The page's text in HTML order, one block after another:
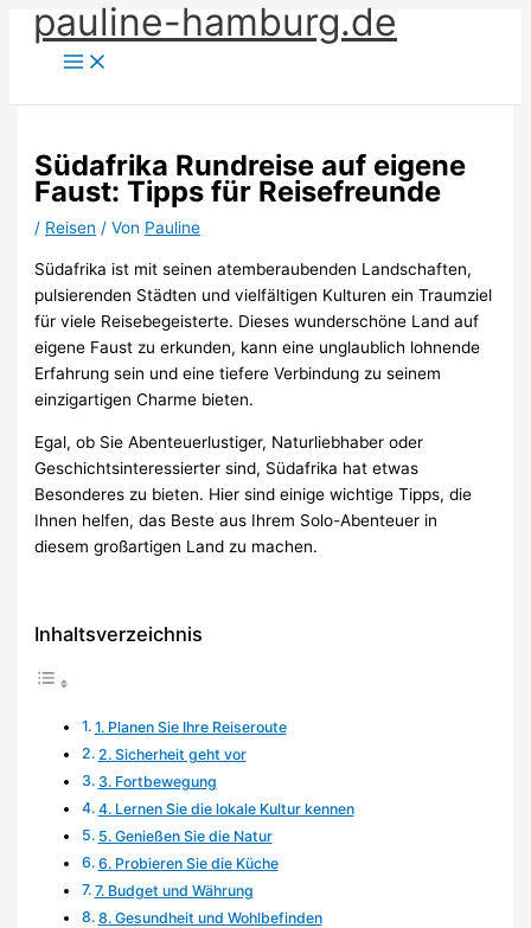
Zum
Inhalt
springen
pauline-hamburg.de
Südafrika Rundreise auf eigene
Faust: Tipps für Reisefreunde
/ Reisen / Von Pauline
Südafrika ist mit seinen atemberaubenden Landschaften,
pulsierenden Städten und vielfältigen Kulturen ein Traumziel
für viele Reisebegeisterte. Dieses wunderschöne Land auf
eigene Faust zu erkunden, kann eine unglaublich lohnende
Erfahrung sein und eine tiefere Verbindung zu seinem
einzigartigen Charme bieten.
Egal, ob Sie Abenteuerlustiger, Naturliebhaber oder
Geschichtsinteressierter sind, Südafrika hat etwas
Besonderes zu bieten. Hier sind einige wichtige Tipps, die
Ihnen helfen, das Beste aus Ihrem Solo-Abenteuer in
diesem großartigen Land zu machen.
Inhaltsverzeichnis
1. Planen Sie Ihre Reiseroute
2. Sicherheit geht vor
3. Fortbewegung
4. Lernen Sie die lokale Kultur kennen
5. Genießen Sie die Natur
6. Probieren Sie die Küche
7. Budget und Währung
8. Gesundheit und Wohlbefinden